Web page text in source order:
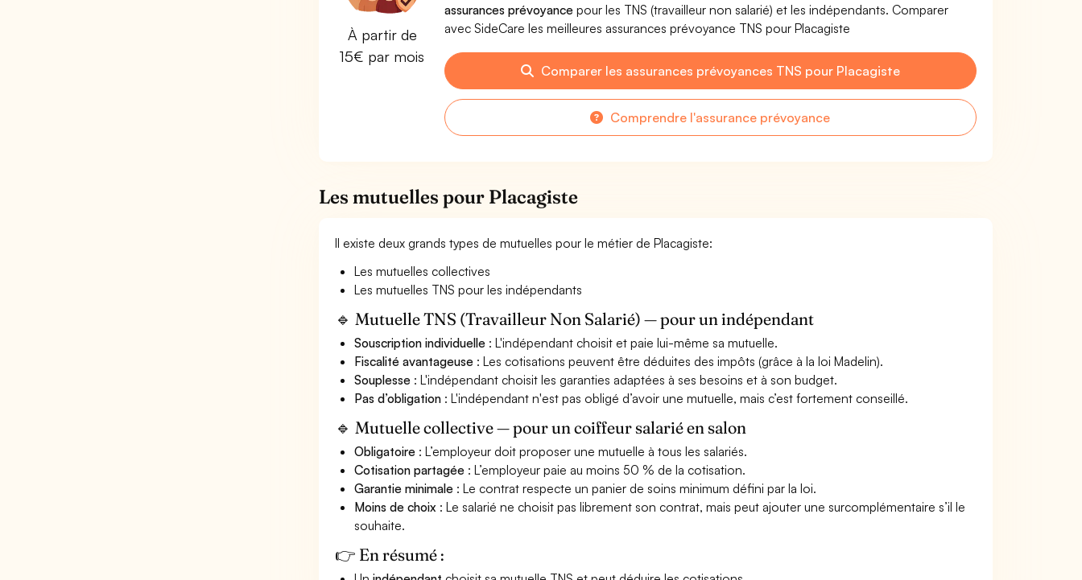
À partir de
15€ par mois
assurances prévoyancepour les TNS (travailleur non salarié) et les indépendants. Comparer
avec SideCare les meilleures assurances prévoyance TNS pour Placagiste
Comparer les assurances prévoyances TNS pour Placagiste
Comprendre l'assurance prévoyance
Les mutuelles pour Placagiste
Il existe deux grands types de mutuelles pour le métier de Placagiste:
Les mutuelles collectives
Les mutuelles TNS pour les indépendants
🔹 Mutuelle TNS (Travailleur Non Salarié) — pour un indépendant
Souscription individuelle : L'indépendant choisit et paie lui-même sa mutuelle.
Fiscalité avantageuse : Les cotisations peuvent être déduites des impôts (grâce à la loi Madelin).
Souplesse : L'indépendant choisit les garanties adaptées à ses besoins et à son budget.
Pas d’obligation : L'indépendant n'est pas obligé d’avoir une mutuelle, mais c’est fortement conseillé.
🔹 Mutuelle collective — pour un coiffeur salarié en salon
Obligatoire : L’employeur doit proposer une mutuelle à tous les salariés.
Cotisation partagée : L’employeur paie au moins 50 % de la cotisation.
Garantie minimale : Le contrat respecte un panier de soins minimum défini par la loi.
Moins de choix : Le salarié ne choisit pas librement son contrat, mais peut ajouter une surcomplémentaire s’il le
souhaite.
👉 En résumé :